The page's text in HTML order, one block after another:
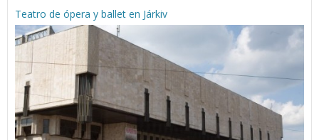
Teatro de ópera y ballet en Járkiv